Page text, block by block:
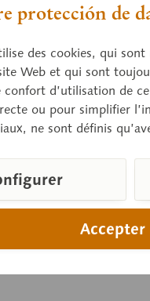
protección de
des cookies, qui
Web et qui sont
d’utilisation de
ou pour simplifier
ne sont définis